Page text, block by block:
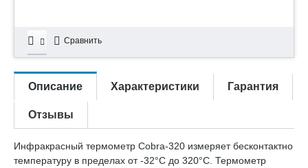
Сравнить
Описание Характеристики Гарантия
Отзывы
Инфракрасный термометр Cobra-320 измеряет бесконтактно
температуру в пределах от -32°С до 320°С. Термометр